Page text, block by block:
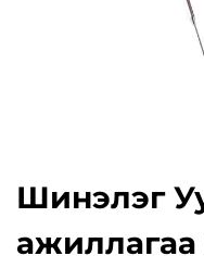
Шинэлэг